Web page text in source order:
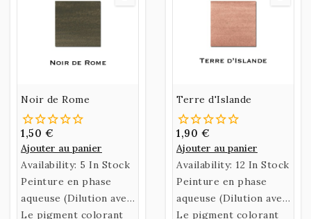
Noir de Rome
1,50 €
Ajouter au panier
Availability: 5 In Stock
Peinture en phase
aqueuse (Dilution avec
de l’eau)
Le pigment colorant
Terre d'Islande
1,90 €
Ajouter au panier
Availability: 12 In Stock
Peinture en phase
aqueuse (Dilution avec
de l’eau)
Le pigment colorant